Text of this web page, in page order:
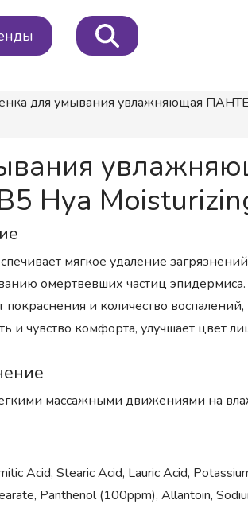
для умывания увлажняющая
мягкое удаление
омертвевших частиц
покраснения и количество
и чувство комфорта, улучшает цвет
массажными движениями на
Acid, Stearic Acid, Lauric Acid,
Panthenol (100ppm), Allantoin,